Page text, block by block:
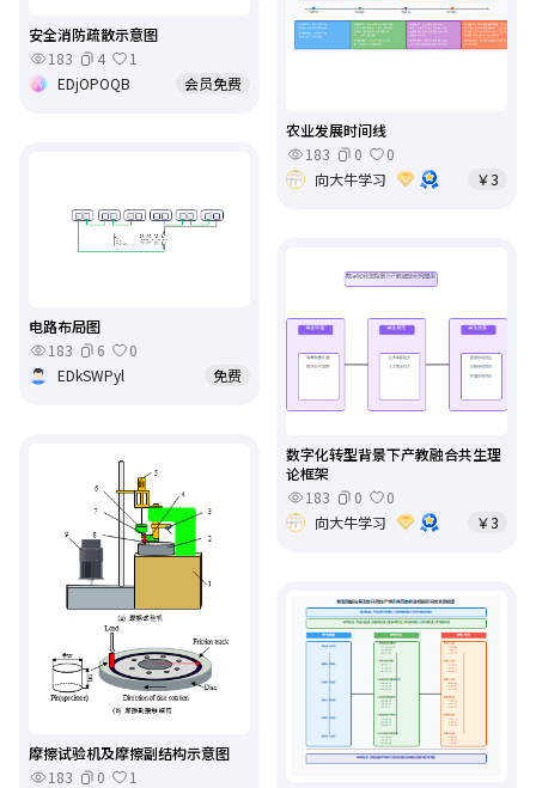
安全消防疏散示意图
183
4
1
EDjOPOQB
会员免费
农业发展时间线
183
0
0
向大牛学习
￥3
电路布局图
183
6
0
EDkSWPyl
免费
数字化转型背景下产教融合共生理
论框架
183
0
0
向大牛学习
￥3
摩擦试验机及摩擦副结构示意图
183
0
1